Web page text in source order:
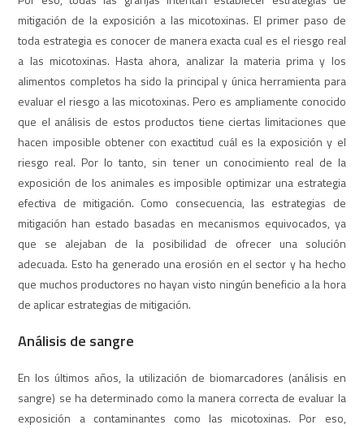
mitigación de la exposición a las micotoxinas. El primer paso de
toda estrategia es conocer de manera exacta cual es el riesgo real
a las micotoxinas. Hasta ahora, analizar la materia prima y los
alimentos completos ha sido la principal y única herramienta para
evaluar el riesgo a las micotoxinas. Pero es ampliamente conocido
que el análisis de estos productos tiene ciertas limitaciones que
hacen imposible obtener con exactitud cuál es la exposición y el
riesgo real. Por lo tanto, sin tener un conocimiento real de la
exposición de los animales es imposible optimizar una estrategia
efectiva de mitigación. Como consecuencia, las estrategias de
mitigación han estado basadas en mecanismos equivocados, ya
que se alejaban de la posibilidad de ofrecer una solución
adecuada. Esto ha generado una erosión en el sector y ha hecho
que muchos productores no hayan visto ningún beneficio a la hora
de aplicar estrategias de mitigación.
Análisis de sangre
En los últimos años, la utilización de biomarcadores (análisis en
sangre) se ha determinado como la manera correcta de evaluar la
exposición a contaminantes como las micotoxinas. Por eso,